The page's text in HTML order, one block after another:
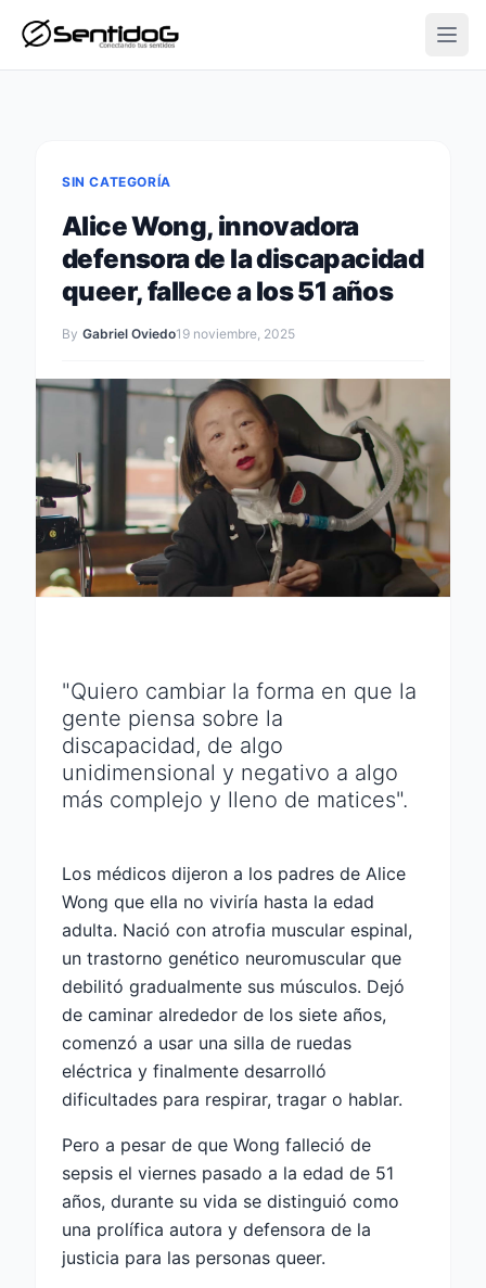
SIN CATEGORÍA
Alice Wong, innovadora
defensora de la discapacidad
queer, fallece a los 51 años
By Gabriel Oviedo19 noviembre, 2025
"Quiero cambiar la forma en que la
gente piensa sobre la
discapacidad, de algo
unidimensional y negativo a algo
más complejo y lleno de matices".
Los médicos dijeron a los padres de Alice
Wong que ella no viviría hasta la edad
adulta. Nació con atrofia muscular espinal,
un trastorno genético neuromuscular que
debilitó gradualmente sus músculos. Dejó
de caminar alrededor de los siete años,
comenzó a usar una silla de ruedas
eléctrica y finalmente desarrolló
dificultades para respirar, tragar o hablar.
Pero a pesar de que Wong falleció de
sepsis el viernes pasado a la edad de 51
años, durante su vida se distinguió como
una prolífica autora y defensora de la
justicia para las personas queer.